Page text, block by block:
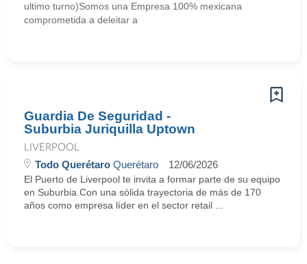
ultimo turno)Somos una Empresa 100% mexicana
comprometida a deleitar a
Guardia De Seguridad -
Suburbia Juriquilla Uptown
LIVERPOOL
Todo Querétaro Querétaro 12/06/2026
El Puerto de Liverpool te invita a formar parte de su equipo
en Suburbia.Con una sólida trayectoria de más de 170
años como empresa líder en el sector retail ...